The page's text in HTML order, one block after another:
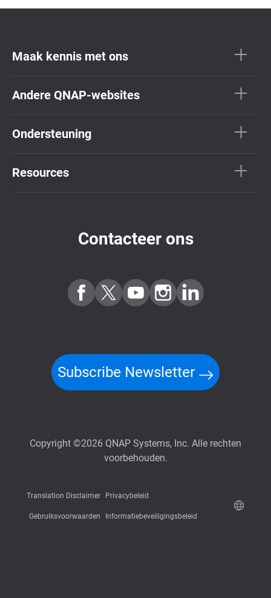
Maak kennis met ons
Andere QNAP-websites
Ondersteuning
Resources
Contacteer ons
Subscribe Newsletter
Copyright ©2026 QNAP Systems, Inc. Alle rechten
voorbehouden.
Translation Disclaimer Privacybeleid
Gebruiksvoorwaarden Informatiebeveiligingsbeleid